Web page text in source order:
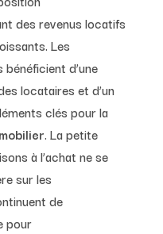
des revenus locatifs
Les
d’une
locataires et d’un
clés pour la
. La petite
à l’achat ne se
sur les
de
pour